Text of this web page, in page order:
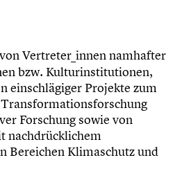
von Vertreter_innen namhafter
bzw. Kulturinstitutionen,
einschlägiger Projekte zum
Forschung sowie von
nachdrücklichem
Bereichen Klimaschutz und